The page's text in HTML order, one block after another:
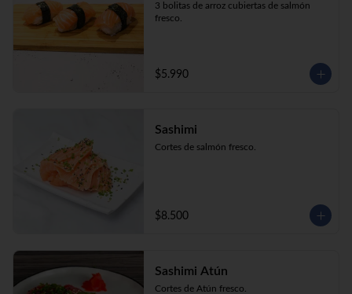
3 bolitas de arroz cubiertas de salmón
fresco.
$5.990
Sashimi
Cortes de salmón fresco.
$8.500
Sashimi Atún
Cortes de Atún fresco.